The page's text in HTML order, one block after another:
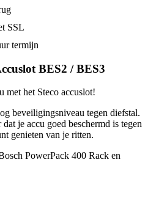
SSL
termijn
BES2 / BES3
met het Steco accuslot!
beveiligingsniveau tegen diefstal.
je accu goed beschermd is tegen
genieten van je ritten.
PowerPack 400 Rack en